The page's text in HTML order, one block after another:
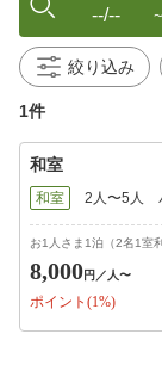
--/-- 〜
絞り込み
1件
和室
和室 2人〜5人
お1人さま1泊（2名1室
8,000円 ／人〜
ポイント(1%)